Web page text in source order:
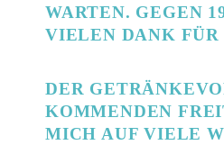
ARTEN. GEGEN
IELEN DANK FÜR
DER
KOMMENDEN
ICH AUF VIELE